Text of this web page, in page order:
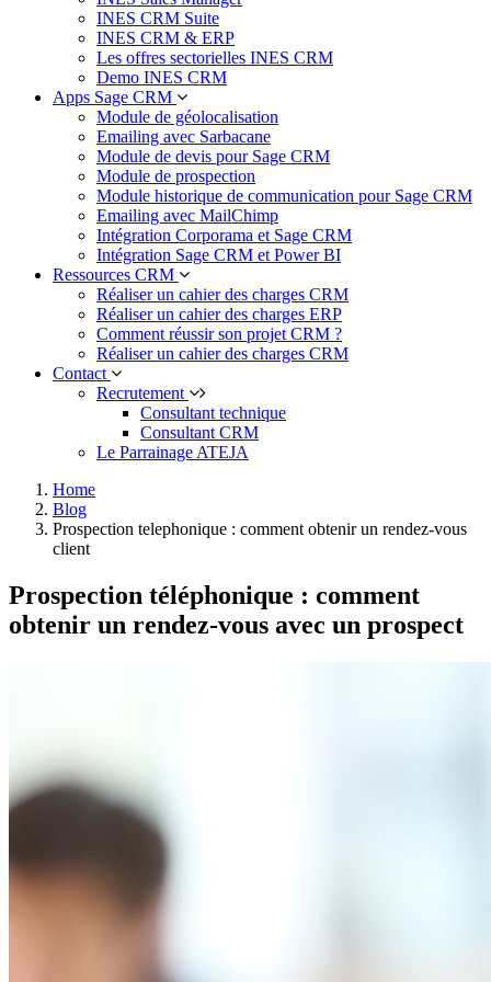
INES CRM Suite
INES CRM & ERP
Les offres sectorielles INES CRM
Demo INES CRM
Apps Sage CRM
Module de géolocalisation
Emailing avec Sarbacane
Module de devis pour Sage CRM
Module de prospection
Module historique de communication pour Sage CRM
Emailing avec MailChimp
Intégration Corporama et Sage CRM
Intégration Sage CRM et Power BI
Ressources CRM
Réaliser un cahier des charges CRM
Réaliser un cahier des charges ERP
Comment réussir son projet CRM ?
Réaliser un cahier des charges CRM
Contact
Recrutement
Consultant technique
Consultant CRM
Le Parrainage ATEJA
Home
Blog
Prospection telephonique : comment obtenir un rendez-vous
client
Prospection téléphonique : comment
obtenir un rendez-vous avec un prospect